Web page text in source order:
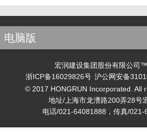
电脑版
宏润建设集团股份有限公司
浙ICP备16029826号 沪公网安备
© 2017 HONGRUN Incorporated. All
地址/上海市龙漕路200弄28号
电话/021-64081888，传真/021-